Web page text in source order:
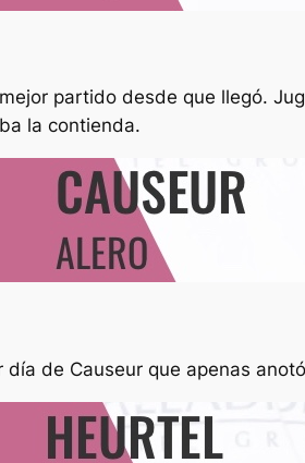
partido desde que llegó.
la contienda.
día de Causeur que apenas